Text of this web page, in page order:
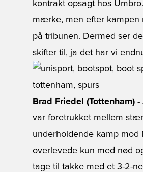
kontrakt opsagt hos
mærke, men efter kampen
på tribunen. Dermed ser
skifter til, ja det har vi
Brad Friedel (Tottenham)
var foretrukket mellem
underholdende kamp mod
overlevede kun med nød
tage til takke med et 3-2-